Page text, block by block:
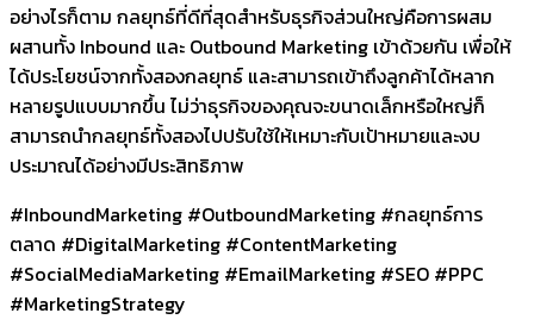
อย่างไรก็ตาม กลยุทธ์ที่ดีที่สุดสำหรับธุรกิจส่วนใหญ่คือการผสม
ผสานทั้ง Inbound และ Outbound Marketing เข้าด้วยกัน เพื่อให้
ได้ประโยชน์จากทั้งสองกลยุทธ์ และสามารถเข้าถึงลูกค้าได้หลาก
หลายรูปแบบมากขึ้น ไม่ว่าธุรกิจของคุณจะขนาดเล็กหรือใหญ่ก็
สามารถนำกลยุทธ์ทั้งสองไปปรับใช้ให้เหมาะกับเป้าหมายและงบ
ประมาณได้อย่างมีประสิทธิภาพ
#InboundMarketing #OutboundMarketing #กลยุทธ์การ
ตลาด #DigitalMarketing #ContentMarketing
#SocialMediaMarketing #EmailMarketing #SEO #PPC
#MarketingStrategy